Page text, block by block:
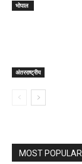
भोपाल
अंतरराष्ट्रीय
MOST POPULAR